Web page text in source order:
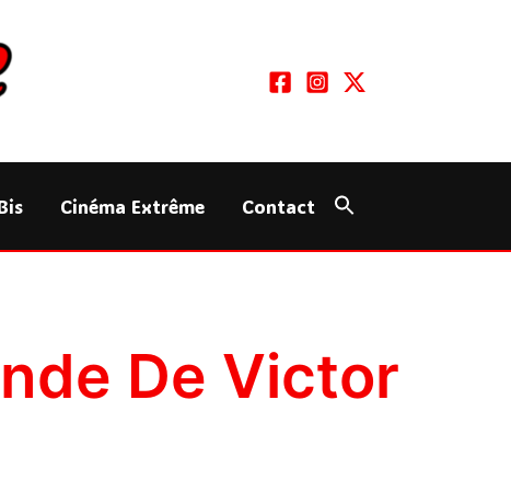
Cinéma Extrême Contact
De Victor